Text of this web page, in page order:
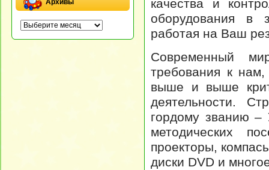
Архивы
качества и
оборудования в
работая на Ваш
Современный
требования к нам,
выше и выше
деятельности.
гордому званию –
методических
проекторы,
диски DVD и